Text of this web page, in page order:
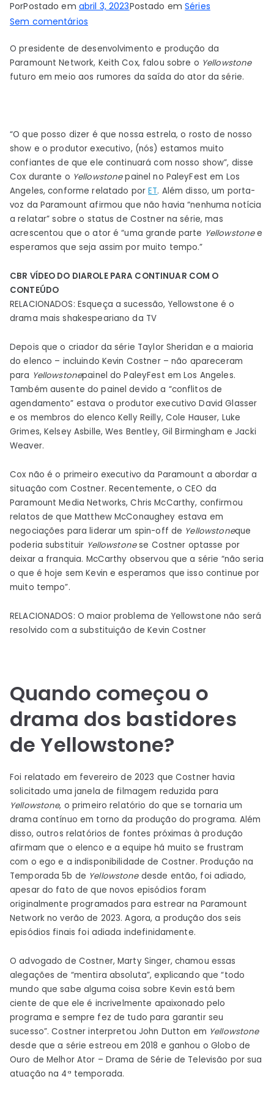
PorPostado em abril 3, 2023Postado emSéries
Sem comentários
‘confiante’
no
futuro
Costner
Yellowstone,
apesar
dos
rumores
de
saída
O presidente de desenvolvimento e produção da
Paramount Network, Keith Cox, falou sobre o Yellowstone
futuro em meio aos rumores da saída do ator da série.
“O que posso dizer é que nossa estrela, o rosto de nosso
show e o produtor executivo, (nós) estamos muito
confiantes de que ele continuará com nosso show”, disse
Cox durante o Yellowstonepainel no PaleyFest em Los
Angeles, conforme relatado porET. Além disso, um porta-
voz da Paramount afirmou que não havia “nenhuma notícia
a relatar” sobre o status de Costner na série, mas
acrescentou que o ator é “uma grande parte Yellowstonee
esperamos que seja assim por muito tempo.”
CBR VÍDEO DO DIAROLE PARA CONTINUAR COM O
CONTEÚDO
RELACIONADOS: Esqueça a sucessão, Yellowstone é o
drama mais shakespeariano da TV
Depois que o criador da série Taylor Sheridan e a maioria
do elenco – incluindo Kevin Costner – não apareceram
para Yellowstonepainel do PaleyFest em Los Angeles.
Também ausente do painel devido a “conflitos de
agendamento” estava o produtor executivo David Glasser
e os membros do elenco Kelly Reilly, Cole Hauser, Luke
Grimes, Kelsey Asbille, Wes Bentley, Gil Birmingham e Jacki
Weaver.
Cox não é o primeiro executivo da Paramount a abordar a
situação com Costner. Recentemente, o CEO da
Paramount Media Networks, Chris McCarthy, confirmou
relatos de que Matthew McConaughey estava em
negociações para liderar um spin-off de Yellowstoneque
poderia substituir Yellowstonese Costner optasse por
deixar a franquia. McCarthy observou que a série “não seria
o que é hoje sem Kevin e esperamos que isso continue por
muito tempo”.
RELACIONADOS: O maior problema de Yellowstone não será
resolvido com a substituição de Kevin Costner
Quando começou o
drama dos bastidores
de Yellowstone?
Foi relatado em fevereiro de 2023 que Costner havia
solicitado uma janela de filmagem reduzida para
Yellowstone, o primeiro relatório do que se tornaria um
drama contínuo em torno da produção do programa. Além
disso, outros relatórios de fontes próximas à produção
afirmam que o elenco e a equipe há muito se frustram
com o ego e a indisponibilidade de Costner. Produção na
Temporada 5b de Yellowstonedesde então, foi adiado,
apesar do fato de que novos episódios foram
originalmente programados para estrear na Paramount
Network no verão de 2023. Agora, a produção dos seis
episódios finais foi adiada indefinidamente.
O advogado de Costner, Marty Singer, chamou essas
alegações de “mentira absoluta”, explicando que “todo
mundo que sabe alguma coisa sobre Kevin está bem
ciente de que ele é incrivelmente apaixonado pelo
programa e sempre fez de tudo para garantir seu
sucesso”. Costner interpretou John Dutton em Yellowstone
desde que a série estreou em 2018 e ganhou o Globo de
Ouro de Melhor Ator – Drama de Série de Televisão por sua
atuação na 4ª temporada.